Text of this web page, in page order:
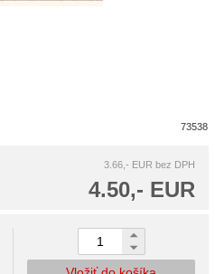
73538
3.66,- EUR bez DPH
4.50,- EUR